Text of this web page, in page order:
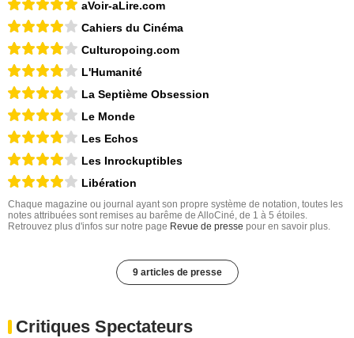
aVoir-aLire.com
Cahiers du Cinéma
Culturopoing.com
L'Humanité
La Septième Obsession
Le Monde
Les Echos
Les Inrockuptibles
Libération
Chaque magazine ou journal ayant son propre système de notation, toutes les
notes attribuées sont remises au barême de AlloCiné, de 1 à 5 étoiles.
Retrouvez plus d'infos sur notre page Revue de presse pour en savoir plus.
9 articles de presse
Critiques Spectateurs